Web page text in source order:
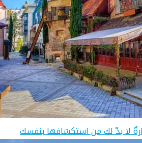
لا بدّ لك من استكشافها بنفسك